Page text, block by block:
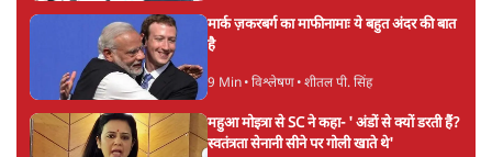
मार्क ज़करबर्ग का माफीनामाः ये बहुत अंदर की बात
है
9 Min• विश्लेषण• शीतल पी. सिंह
महुआ मोइत्रा से SC ने कहा- ' अंडों से क्यों डरती हैं?
स्वतंत्रता सेनानी सीने पर गोली खाते थे'